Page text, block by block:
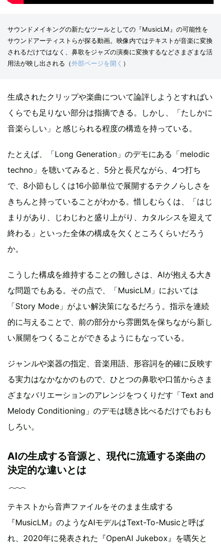
サウンドメイキングの新たなツールとしての『MusicLM』の可能性を
サウンドアーティストらが探る動画。映像内ではテキストが音楽に変換
されるだけではなく、鼻歌をジャズの演奏に変換するなどさまざまな活
用法が映し出される（外部ページを開く ）
生成されたクリップや楽曲について論評しようとすればい
くらでも足りない部分は指摘できる。しかし、「たしかに
音楽らしい」と感じられる程度の構造を持っている。
たとえば、「Long Generation」のデモにある「melodic
techno」を聴いてみると、5分と長尺ながら、4つ打ち
で、8小節もしくは16小節単位で展開するテクノらしさを
きちんと持っていることがわかる。惜しむらくは、「はじ
まりがあり、じわじわと盛り上がり、カタルシスを迎えて
終わる」といった全体の構成を欠くところくらいだろう
か。
こうした構成を維持することの難しさは、AIが抱える大き
な問題でもある。その点で、「MusicLM」においては
「Story Mode」がよい解決策になるだろう。指示を連続
的に与えることで、前の部分から雰囲気を保ちながら新し
い展開をつくることができるようにもなっている。
ジャンルや楽器の指定、音楽用語、形容詞を的確に反映す
る実力はなかなかのもので、ひとつの鼻歌や口笛からさま
ざまなバリエーションのアレンジをつくりだす「Text and
Melody Conditioning」のデモは聴き比べるだけでもおも
しろい。
AIの生成する音源と、現代に流通する楽曲の
決定的な違いとは
テキストから音声ファイルをそのまま生成する
『MusicLM』のようなAIモデルはText-To-Musicと呼ば
れ、2020年に発表された『OpenAI Jukebox』を嚆矢と